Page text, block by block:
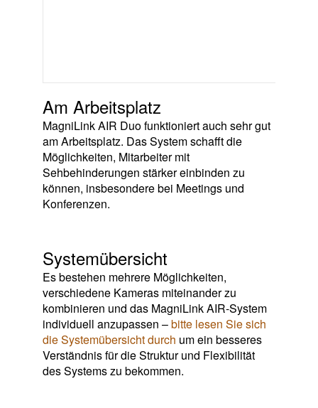
Am Arbeitsplatz
MagniLink AIR Duo funktioniert auch sehr gut
am Arbeitsplatz. Das System schafft die
Möglichkeiten, Mitarbeiter mit
Sehbehinderungen stärker einbinden zu
können, insbesondere bei Meetings und
Konferenzen.
Systemübersicht
Es bestehen mehrere Möglichkeiten,
verschiedene Kameras miteinander zu
kombinieren und das MagniLink AIR-System
individuell anzupassen –bitte lesen Sie sich
die Systemübersicht durch um ein besseres
Verständnis für die Struktur und Flexibilität
des Systems zu bekommen.